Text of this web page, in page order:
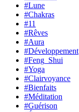
#Lune
#Chakras
#11
#Rêves
#Aura
#Développement
#Feng_Shui
#Yoga
#Clairvoyance
#Bienfaits
#Méditation
#Guérison